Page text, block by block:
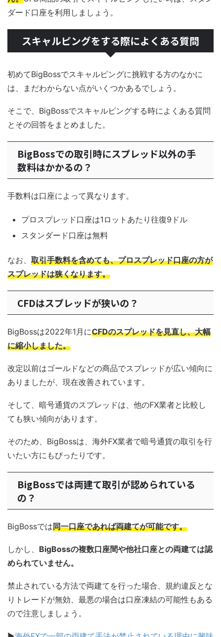
ダード口座を利用しましょう。
スキャルピングをする際によくある質問
初めてBigBossでスキャルピングに挑戦する方のなかに
は、まだわからない点がいくつかあるでしょう。
そこで、BigBossでスキャルピングする時によくある質問
とその回答をまとめました。
BigBossでの取引時にスプレッド以外の手
数料はかかるの？
手数料は口座によって異なります。
プロスプレッド口座は1ロットあたり往復9ドル
スタンダード口座は無料
なお、 取引手数料を含めても、プロスプレッド口座の方が
スプレッドは狭くなります。
CFDはスプレッドが狭いの？
BigBossは2022年1月にCFDのスプレッドを見直し、大幅
に縮小しました。
改定以前はゴールドなどの商品でスプレッドが広い傾向に
ありましたが、現在改善されています。
そして、暗号通貨のスプレッドは、他のFX業者と比較し
ても狭い傾向があります。
そのため、BigBossは、海外FX業者で暗号通貨の取引を行
いたい方にもぴったりです。
BigBossでは両建て取引が認められている
の？
BigBossでは同一口座であれば両建てが可能です。
しかし、 BigBossの複数口座間や他社口座との両建ては認
められていません。
禁止されている方法で両建てを行った場合、規約違反とな
りトレードが無効、最悪の場合は口座凍結の可能性もある
ので注意しましょう。